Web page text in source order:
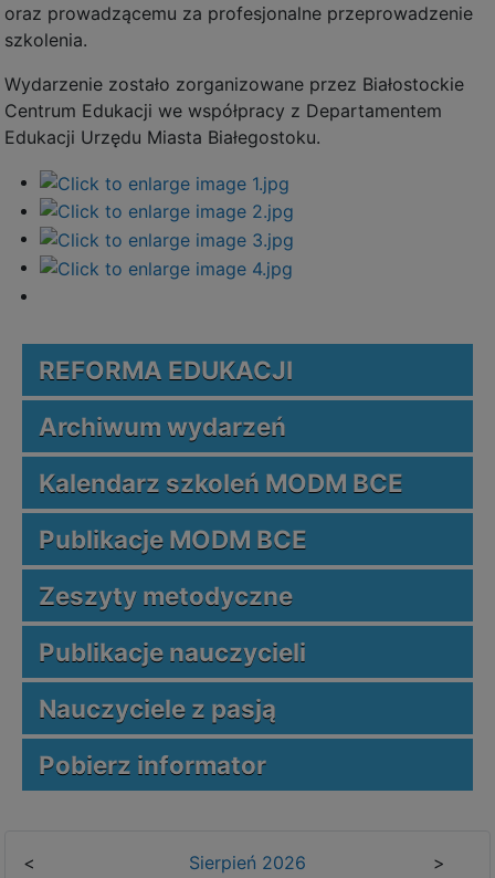
oraz prowadzącemu za profesjonalne przeprowadzenie
szkolenia.
Wydarzenie zostało zorganizowane przez Białostockie
Centrum Edukacji we współpracy z Departamentem
Edukacji Urzędu Miasta Białegostoku.
REFORMA EDUKACJI
Archiwum wydarzeń
Kalendarz szkoleń MODM BCE
Publikacje MODM BCE
Zeszyty metodyczne
Publikacje nauczycieli
Nauczyciele z pasją
Pobierz informator
< Sierpień 2026
>